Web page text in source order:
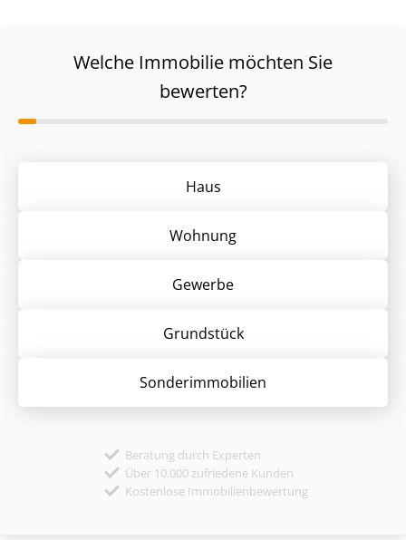
Welche Immobilie möchten Sie
bewerten?
Haus
Wohnung
Gewerbe
Grund­stück
Sonder­immobilien
Beratung durch Experten
Über 10.000 zufriedene Kunden
Kostenlose Immobilienbewertung